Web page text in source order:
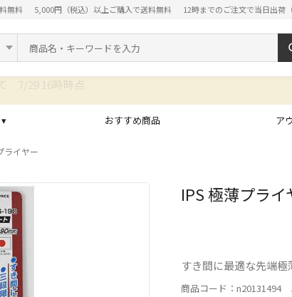
無料 5,000円（税込）以上ご購入で送料無料 12時までのご注文で当日出荷（
おすすめ商品 ア
ライヤー
IPS 極薄プラ
すき間に最適な先端
商品コード：n20131494